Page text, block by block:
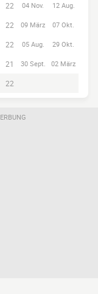
22 04 Nov. 12 Aug.
22 09 März 07 Okt.
22 05 Aug. 29 Okt.
21 30 Sept. 02 März
22